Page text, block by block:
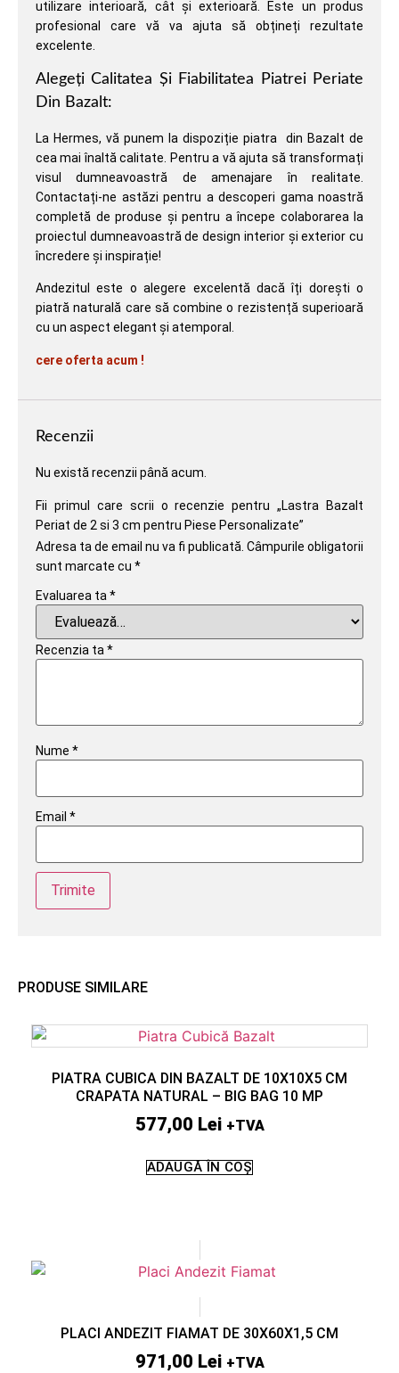
PRODUSE SIMILARE
PIATRA CUBICA DIN BAZALT DE 10X10X5 CM
CRAPATA NATURAL – BIG BAG 10 MP
577,00 Lei +TVA
ADAUGĂ ÎN COȘ
PLACI ANDEZIT FIAMAT DE 30X60X1,5 CM
971,00 Lei +TVA
utilizare interioară, cât și exterioară. Este un produs
profesional care vă va ajuta să obțineți rezultate
excelente.
Alegeți Calitatea Și Fiabilitatea Piatrei Periate
Din Bazalt:
La Hermes, vă punem la dispoziție piatra din Bazalt de
cea mai înaltă calitate. Pentru a vă ajuta să transformați
visul dumneavoastră de amenajare în realitate.
Contactați-ne astăzi pentru a descoperi gama noastră
completă de produse și pentru a începe colaborarea la
proiectul dumneavoastră de design interior și exterior cu
încredere și inspirație!
Andezitul este o alegere excelentă dacă îți dorești o
piatră naturală care să combine o rezistență superioară
cu un aspect elegant și atemporal.
cere oferta acum !
Recenzii
Nu există recenzii până acum.
Fii primul care scrii o recenzie pentru „Lastra Bazalt
Periat de 2 si 3 cm pentru Piese Personalizate”
Adresa ta de email nu va fi publicată. Câmpurile obligatorii
sunt marcate cu *
Evaluarea ta *
Recenzia ta *
Nume *
Email *